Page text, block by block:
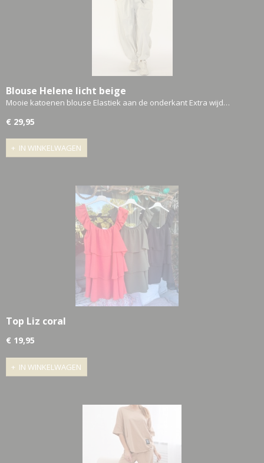
Blouse Helene licht beige
Mooie katoenen blouse Elastiek aan de onderkant Extra wijd…
€ 29,95
IN WINKELWAGEN
Top Liz coral
€ 19,95
IN WINKELWAGEN